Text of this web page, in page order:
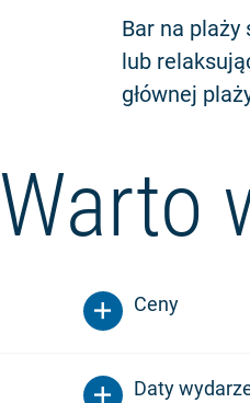
Bar na
lub
głównej
Warto
Ceny
Daty